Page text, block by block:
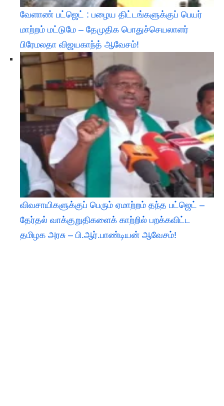
வேளாண் பட்ஜெட் : பழைய திட்டங்களுக்குப் பெயர்
மாற்றம் மட்டுமே – தேமுதிக பொதுச்செயலாளர்
பிரேமலதா விஜயகாந்த் ஆவேசம்!
விவசாயிகளுக்குப் பெரும் ஏமாற்றம் தந்த பட்ஜெட் –
தேர்தல் வாக்குறுதிகளைக் காற்றில் பறக்கவிட்ட
தமிழக அரசு – பி.ஆர்.பாண்டியன் ஆவேசம்!